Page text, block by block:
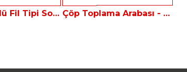
Binicili Akülü Fil Tipi Sokak Süpürme Aracı - Çöp Toplayıcı ELF 11BB Çöp Toplama Arabası - GARBAGE TAXi